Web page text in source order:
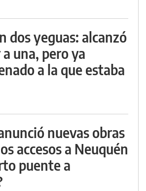
dos yeguas: alcanzó
una, pero ya
a la que estaba
nuevas obras
accesos a Neuquén
puente a